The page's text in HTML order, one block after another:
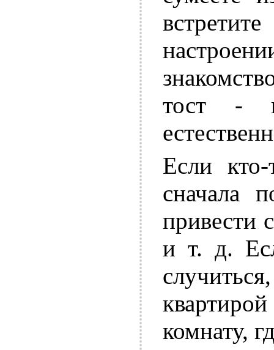
тост -
Если
сначала
привести
и т. д.
комнату,